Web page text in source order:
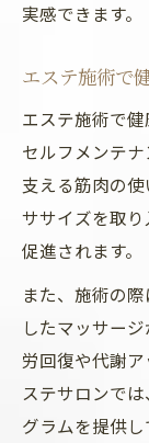
実感できます。
エステ施術で
エステ施術で
セルフメンテ
支える筋肉の
ササイズを取
促進されます。
また、施術の
したマッサー
労回復や代謝
ステサロンで
グラムを提供